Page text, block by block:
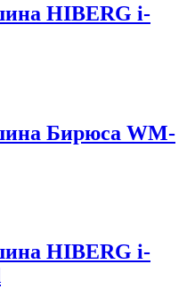
HIBERG i-
Бирюса WM-
HIBERG i-